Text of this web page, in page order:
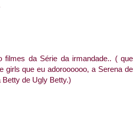
da Série da irmandade.. ( que
girls que eu adoroooooo, a Serena de
de Ugly Betty.)